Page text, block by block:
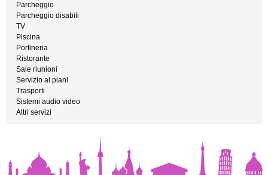
Parcheggio
Parcheggio disabili
TV
Piscina
Portineria
Ristorante
Sale riunioni
Servizio ai piani
Trasporti
Sistemi audio video
Altri servizi